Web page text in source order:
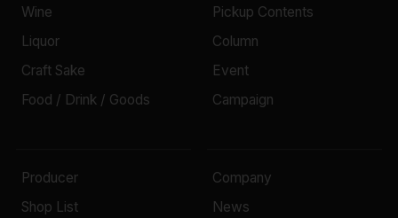
Wine
Liquor
Craft Sake
Food / Drink / Goods
Pickup Contents
Column
Event
Campaign
Producer
Shop List
Company
News